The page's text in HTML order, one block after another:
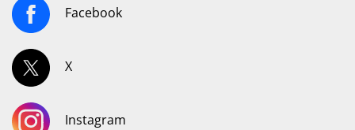
Facebook
X
Instagram